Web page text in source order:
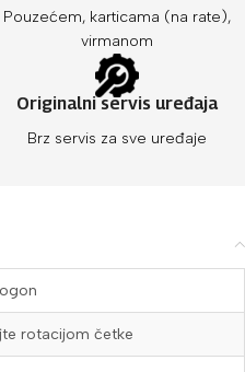
Pouzećem, karticama (na rate),
virmanom
Originalni servis uređaja
Brz servis za sve uređaje
rotacijom četke